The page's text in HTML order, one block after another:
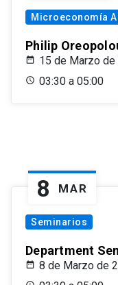
Microeconomía
Philip
15 de Marzo de
03:30 a 05:00
8 MAR
Seminarios
Department
8 de Marzo de